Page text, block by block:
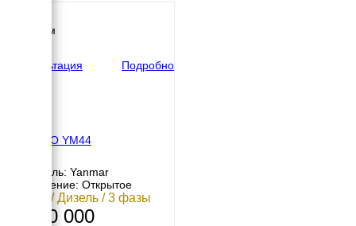
1250 мм
Консультация
Подробно
ENERGO YM44
Двигатель: Yanmar
Исполнение: Открытое
32 кВт / Дизель / 3 фазы
1 110 000